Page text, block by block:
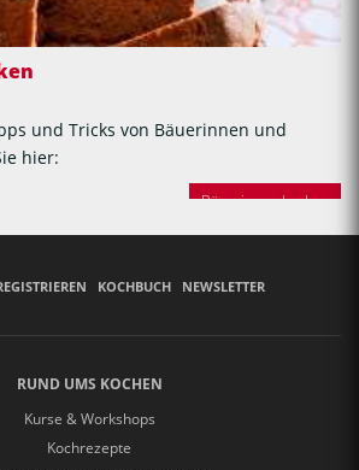
und Tricks von Bäuerinnen und
hier:
Bäuerinnen backen
KOCHBUCH NEWSLETTER
RUND UMS KOCHEN
Kurse & Workshops
Kochrezepte